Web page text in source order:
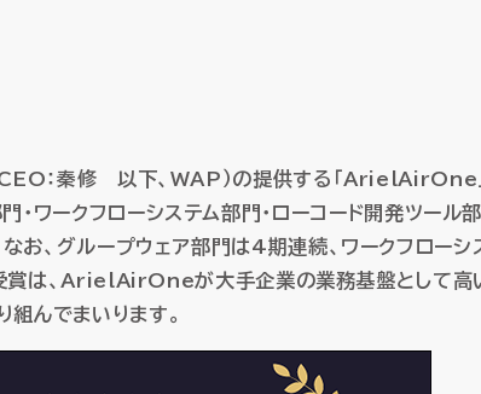
プラットフォーム
ウェアハウス・MDM証憑電子データ管理
ジドクラウドサービス
ラウドサービスHUE Classic Cloud
：秦修 以下、WAP）の提供する「ArielAirOne」
クフローシステム部門・ローコード開発ツール部
、グループウェア部門は4期連続、ワークフローシ
賞は、ArielAirOneが大手企業の業務基盤として高
んでまいります。
プラットフォーム
ウェアハウス・MDM証憑電子データ管理
ジドクラウドサービス
ラウドサービスHUE Classic Cloud